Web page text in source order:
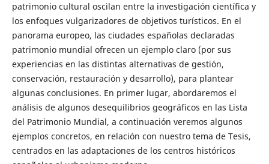
patrimonio cultural oscilan entre la investigación científica y
los enfoques vulgarizadores de objetivos turísticos. En el
panorama europeo, las ciudades españolas declaradas
patrimonio mundial ofrecen un ejemplo claro (por sus
experiencias en las distintas alternativas de gestión,
conservación, restauración y desarrollo), para plantear
algunas conclusiones. En primer lugar, abordaremos el
análisis de algunos desequilibrios geográficos en las Lista
del Patrimonio Mundial, a continuación veremos algunos
ejemplos concretos, en relación con nuestro tema de Tesis,
centrados en las adaptaciones de los centros históricos